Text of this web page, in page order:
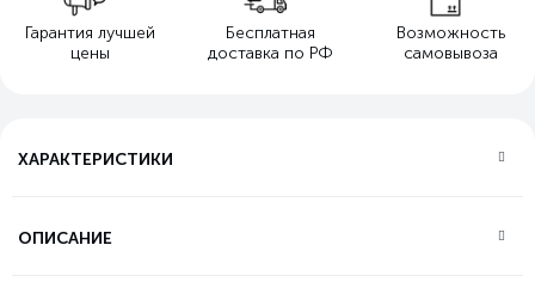
Гарантия лучшей
цены
Бесплатная
доставка по РФ
Возможность
самовывоза
ХАРАКТЕРИСТИКИ
ОПИСАНИЕ